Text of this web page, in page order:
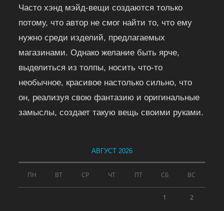
Часто хэнд мэйд-вещи создаются только
потому, что автор не смог найти то, что ему
нужно среди изделий, предлагаемых
магазинами. Однако желание быть ярче,
выделиться из толпы, носить что-то
необычное, красивое настолько сильно, что
он, реализуя свою фантазию и оригинальные
замыслы, создает такую вещь своими руками.
АВГУСТ 2026
ПН ВТ СР ЧТ ПТ СБ ВС
1 2